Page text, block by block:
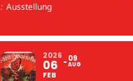
: Ausstellung
2026
06
FEB
09
AUG